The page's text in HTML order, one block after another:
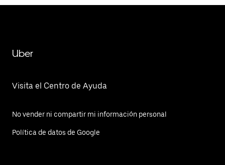
Uber
Visita el Centro de Ayuda
No vender ni compartir mi información personal
Política de datos de Google